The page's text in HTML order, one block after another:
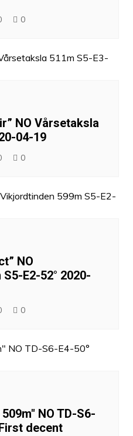
0
NO Vårsetaksla
04-19
0
NO
E2-52° 2020-
0
NO TD-S6-
decent